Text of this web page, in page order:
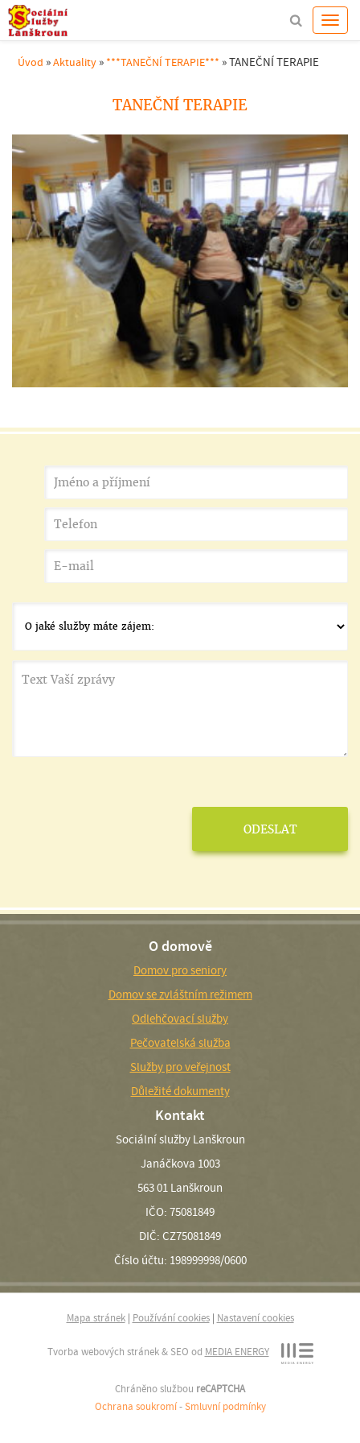
Úvod »Aktuality » ***TANEČNÍ TERAPIE*** »TANEČNÍ TERAPIE
TANEČNÍ TERAPIE
O domově
Domov pro seniory
Domov se zvláštním režimem
Odlehčovací služby
Pečovatelská služba
Služby pro veřejnost
Důležité dokumenty
Kontakt
Sociální služby Lanškroun
Janáčkova 1003
563 01 Lanškroun
IČO: 75081849
DIČ: CZ75081849
Číslo účtu: 198999998/0600
Mapa stránek| Používání cookies| Nastavení cookies
Tvorba webových stránek & SEO od MEDIA ENERGY
Chráněno službou reCAPTCHA
Ochrana soukromí -Smluvní podmínky